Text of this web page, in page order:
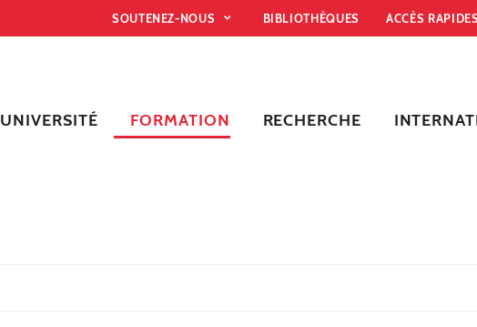
SOUTENEZ-NOUS BIBLIOTHÈQUES ACCÈS RAPIDES
UNIVERSITÉ FORMATION RECHERCHE